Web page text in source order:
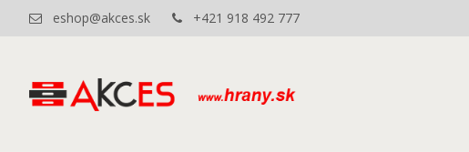
eshop@akces.sk +421 918 492 777